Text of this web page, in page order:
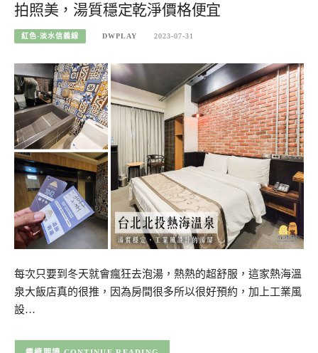
拍照美，湯質穩定乾淨價格便宜
紅色-淡水信義線 DWPLAY 2023-07-31
每次只要到冬天就會瘋狂去泡湯，熱熱的超舒服，這家熱海溫
泉大飯店真的很推，因為房間很多所以很好預約，加上工業風
設…